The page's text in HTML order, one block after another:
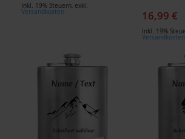
Inkl. 19% Steuern, exkl.
Versandkosten 16,99 €
Inkl. 19%
Versandkosten